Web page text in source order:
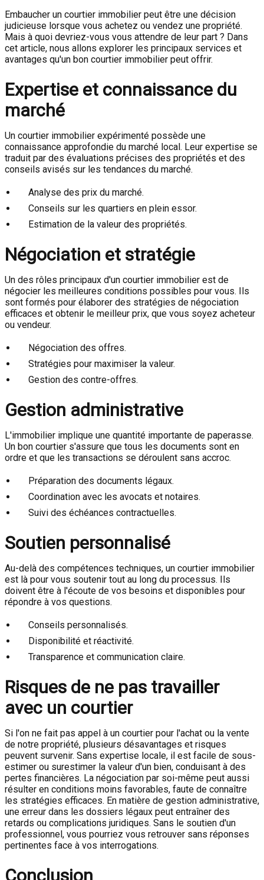
Embaucher un courtier immobilier peut être une décision
judicieuse lorsque vous achetez ou vendez une propriété.
Mais à quoi devriez-vous vous attendre de leur part ? Dans
cet article, nous allons explorer les principaux services et
avantages qu'un bon courtier immobilier peut offrir.
Expertise et connaissance du
marché
Un courtier immobilier expérimenté possède une
connaissance approfondie du marché local. Leur expertise se
traduit par des évaluations précises des propriétés et des
conseils avisés sur les tendances du marché.
Analyse des prix du marché.
Conseils sur les quartiers en plein essor.
Estimation de la valeur des propriétés.
Négociation et stratégie
Un des rôles principaux d'un courtier immobilier est de
négocier les meilleures conditions possibles pour vous. Ils
sont formés pour élaborer des stratégies de négociation
efficaces et obtenir le meilleur prix, que vous soyez acheteur
ou vendeur.
Négociation des offres.
Stratégies pour maximiser la valeur.
Gestion des contre-offres.
Gestion administrative
L'immobilier implique une quantité importante de paperasse.
Un bon courtier s'assure que tous les documents sont en
ordre et que les transactions se déroulent sans accroc.
Préparation des documents légaux.
Coordination avec les avocats et notaires.
Suivi des échéances contractuelles.
Soutien personnalisé
Au-delà des compétences techniques, un courtier immobilier
est là pour vous soutenir tout au long du processus. Ils
doivent être à l'écoute de vos besoins et disponibles pour
répondre à vos questions.
Conseils personnalisés.
Disponibilité et réactivité.
Transparence et communication claire.
Risques de ne pas travailler
avec un courtier
Si l'on ne fait pas appel à un courtier pour l'achat ou la vente
de notre propriété, plusieurs désavantages et risques
peuvent survenir. Sans expertise locale, il est facile de sous-
estimer ou surestimer la valeur d'un bien, conduisant à des
pertes financières. La négociation par soi-même peut aussi
résulter en conditions moins favorables, faute de connaître
les stratégies efficaces. En matière de gestion administrative,
une erreur dans les dossiers légaux peut entraîner des
retards ou complications juridiques. Sans le soutien d'un
professionnel, vous pourriez vous retrouver sans réponses
pertinentes face à vos interrogations.
Conclusion